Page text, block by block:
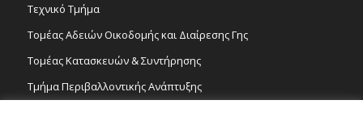
Τεχνικό Τμήμα
Τομέας Αδειών Οικοδομής και Διαίρεσης Γης
Τομέας Κατασκευών & Συντήρησης
Τμήμα Περιβαλλοντικής Ανάπτυξης